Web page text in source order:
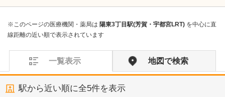
※このページの医療機関・薬局は 陽東3丁目駅(芳賀・宇都宮LRT) を中心に直
線距離の近い順で表示されています
一覧表示 地図で検索
駅から近い順に全5件を表示